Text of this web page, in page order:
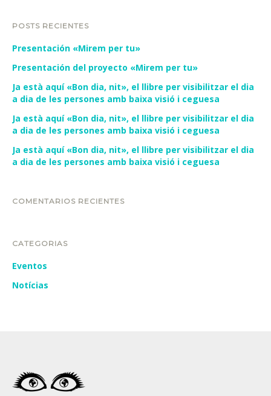
POSTS RECIENTES
Presentación «Mirem per tu»
Presentación del proyecto «Mirem per tu»
Ja està aquí «Bon dia, nit», el llibre per visibilitzar el dia
a dia de les persones amb baixa visió i ceguesa
Ja està aquí «Bon dia, nit», el llibre per visibilitzar el dia
a dia de les persones amb baixa visió i ceguesa
Ja està aquí «Bon dia, nit», el llibre per visibilitzar el dia
a dia de les persones amb baixa visió i ceguesa
COMENTARIOS RECIENTES
CATEGORIAS
Eventos
Notícias